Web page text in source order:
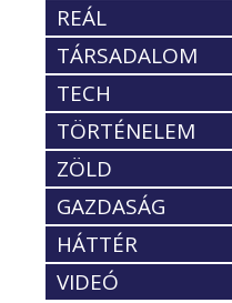
REÁL
TÁRSADALOM
TECH
TÖRTÉNELEM
ZÖLD
GAZDASÁG
HÁTTÉR
VIDEÓ